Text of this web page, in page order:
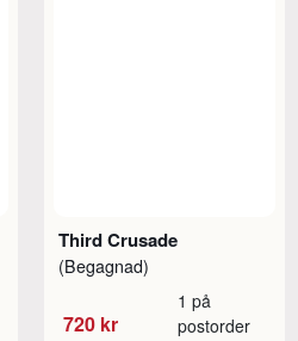
Third Crusade
(Begagnad)
720 kr
1 på
postorder